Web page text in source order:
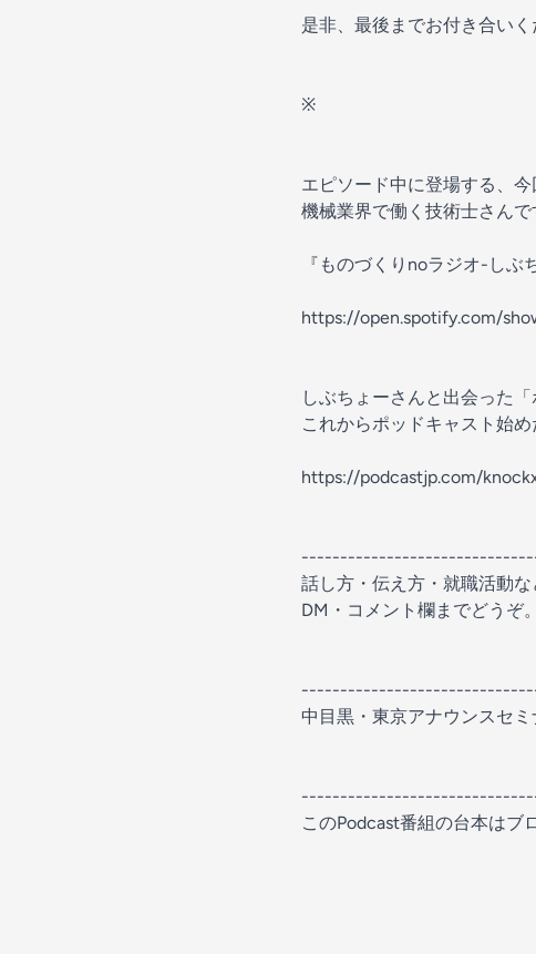
是非、最後までお付き合いく
※
エピソード中に登場する、
機械業界で働く技術士さんで
『ものづくりnoラジオ-しぶ
https://open.spotify.com/
しぶちょーさんと出会った
これからポッドキャスト始
https://podcastjp.com/
話し方・伝え方・就職活動
DM・コメント欄までどうぞ
中目黒・東京アナウンスセ
このPodcast番組の台本は